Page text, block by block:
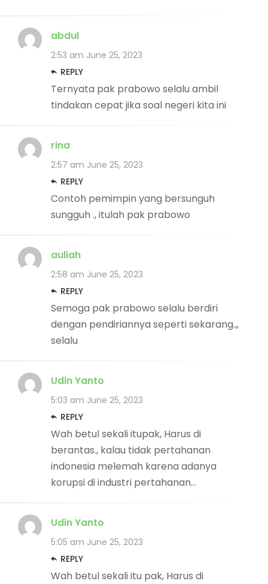
abdul
2:53 am June 25, 2023
REPLY
Ternyata pak prabowo selalu ambil
tindakan cepat jika soal negeri kita ini
rina
2:57 am June 25, 2023
REPLY
Contoh pemimpin yang bersunguh
sungguh ., itulah pak prabowo
auliah
2:58 am June 25, 2023
REPLY
Semoga pak prabowo selalu berdiri
dengan pendiriannya seperti sekarang.,,
selalu
Udin Yanto
5:03 am June 25, 2023
REPLY
Wah betul sekali itupak, Harus di
berantas., kalau tidak pertahanan
indonesia melemah karena adanya
korupsi di industri pertahanan…
Udin Yanto
5:05 am June 25, 2023
REPLY
Wah betul sekali itu pak, Harus di